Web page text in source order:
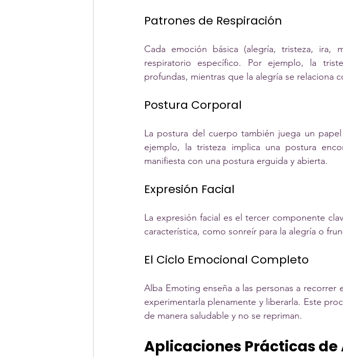
Patrones de Respiración
Cada emoción básica (alegría, tristeza, ira,
respiratorio específico. Por ejemplo, la
profundas, mientras que la alegría se relaciona
Postura Corporal
La postura del cuerpo también juega un
ejemplo, la tristeza implica una postura
manifiesta con una postura erguida y abierta.
Expresión Facial
La expresión facial es el tercer componente
característica, como sonreír para la alegría o
El Ciclo Emocional Completo
Alba Emoting enseña a las personas a
experimentarla plenamente y liberarla. Este
de manera saludable y no se repriman.
Aplicaciones Prácticas de